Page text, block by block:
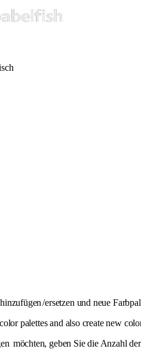
hinzufügen/ersetzen und neue
palettes and also create new
möchten, geben Sie die Anzahl